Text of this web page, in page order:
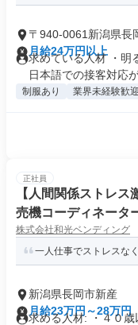
〒940-0061新潟県長
月給24万円以上
求めている人材 ・明
日本語での接客対応
制服あり 業界未経験歓迎
正社員
【人間関係ストレ
売機コーディネータ
株式会社和光ベンディング
一人仕事でストレスな
新潟県長岡市新産
月給23万円～28万円
求める人材: ・４０